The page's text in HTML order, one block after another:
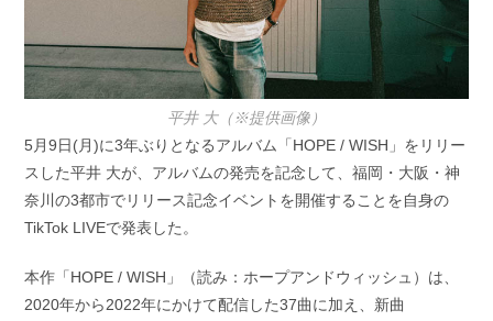
平井 大（※提供画像）
5月9日(月)に3年ぶりとなるアルバム「HOPE / WISH」をリリー
スした平井 大が、アルバムの発売を記念して、福岡・大阪・神
奈川の3都市でリリース記念イベントを開催することを自身の
TikTok LIVEで発表した。
本作「HOPE / WISH」（読み：ホープアンドウィッシュ）は、
2020年から2022年にかけて配信した37曲に加え、新曲